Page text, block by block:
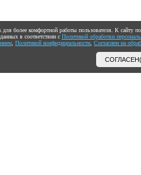
для более комфортной работы пользователя. К сайту
в соответствии с Политикой обработки
Политикой конфидицеальности Согласием на